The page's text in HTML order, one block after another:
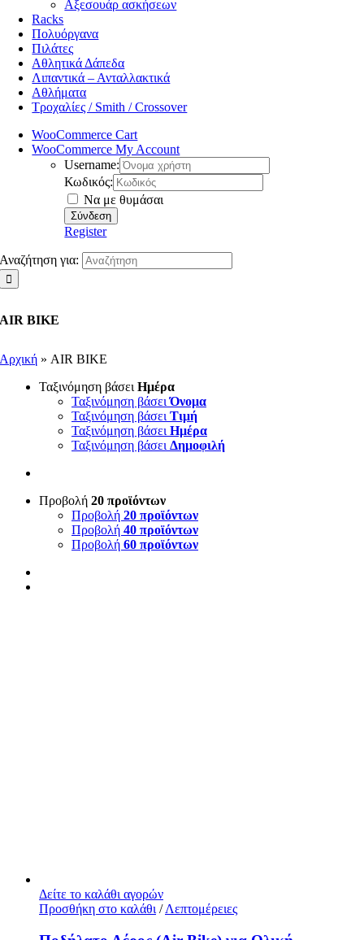
Αξεσουάρ ασκήσεων
Racks
Πολυόργανα
Πιλάτες
Αθλητικά Δάπεδα
Λιπαντικά – Ανταλλακτικά
Αθλήματα
Τροχαλίες / Smith / Crossover
WooCommerce Cart
WooCommerce My Account
Username:
Κωδικός:
Να με θυμάσαι
Register
Αναζήτηση για:
AIR BIKE
Αρχική » AIR BIKE
Ταξινόμηση βάσει Ημέρα
Ταξινόμηση βάσειΌνομα
Ταξινόμηση βάσει Τιμή
Ταξινόμηση βάσει Ημέρα
Ταξινόμηση βάσει Δημοφιλή
Προβολή 20 προϊόντων
Προβολή 20 προϊόντων
Προβολή 40 προϊόντων
Προβολή 60 προϊόντων
Δείτε το καλάθι αγορών
Προσθήκη στο καλάθι / Λεπτομέρειες